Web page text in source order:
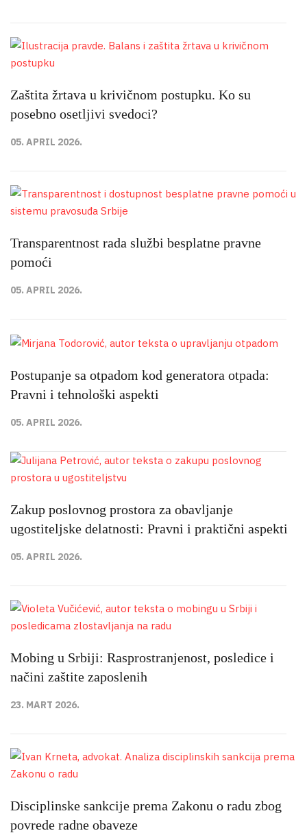
Zaštita žrtava u krivičnom postupku. Ko su
posebno osetljivi svedoci?
05. APRIL 2026.
Transparentnost rada službi besplatne pravne
pomoći
05. APRIL 2026.
Postupanje sa otpadom kod generatora otpada:
Pravni i tehnološki aspekti
05. APRIL 2026.
Zakup poslovnog prostora za obavljanje
ugostiteljske delatnosti: Pravni i praktični aspekti
05. APRIL 2026.
Mobing u Srbiji: Rasprostranjenost, posledice i
načini zaštite zaposlenih
23. MART 2026.
Disciplinske sankcije prema Zakonu o radu zbog
povrede radne obaveze